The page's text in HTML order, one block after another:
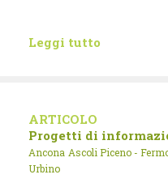
Leggi tutto
ARTICOLO
Progetti di
Ancona Ascoli Piceno -
Urbino